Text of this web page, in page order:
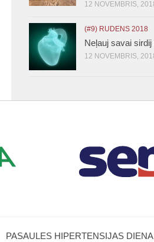
12 NOVEMBRIS,
(#9) RUDENS 2018
Neļauj savai sirdij
12 NOVEMBRIS,
PASAULES HIPERTENSIJAS DIENA